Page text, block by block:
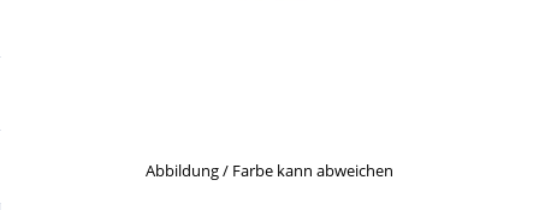
Täglich gut versorgt
NahrungsergänzungAbbildung / Farbe kann abweichen